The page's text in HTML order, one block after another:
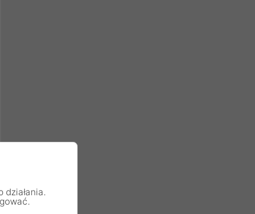
działania.